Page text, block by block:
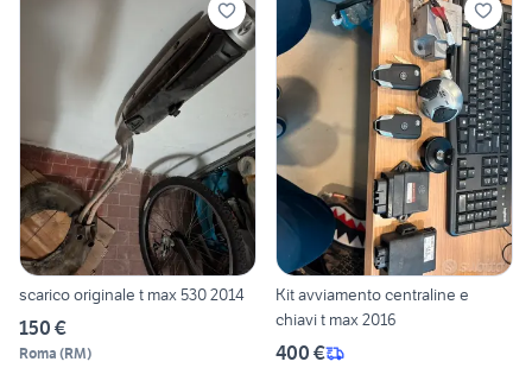
scarico originale t max 530 2014
150 €
Roma (RM)
Kit avviamento centraline e
chiavi t max 2016
400 €